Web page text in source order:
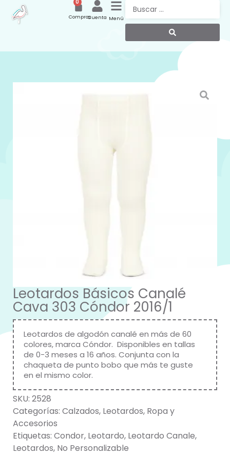
Menú
Cuenta
0
Compras
Leotardos Básicos Canalé
Cava 303 Cóndor 2016/1
Leotardos de algodón canalé en más de 60
colores, marca Cóndor. Disponibles en tallas
de 0-3 meses a 16 años. Conjunta con la
chaqueta de punto bobo que más te guste
en el mismo color.
SKU: 2528
Categorías: Calzados, Leotardos, Ropa y
Accesorios
Etiquetas: Condor, Leotardo, Leotardo Canale,
Leotardos, No Personalizable